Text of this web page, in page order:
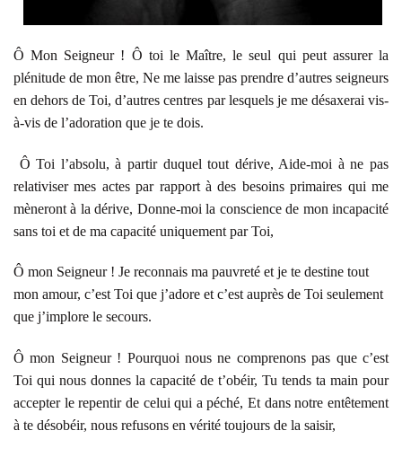
Ô Mon Seigneur ! Ô toi le Maître, le seul qui peut assurer la
plénitude de mon être, Ne me laisse pas prendre d’autres seigneurs
en dehors de Toi, d’autres centres par lesquels je me désaxerai vis-
à-vis de l’adoration que je te dois.
Ô Toi l’absolu, à partir duquel tout dérive, Aide-moi à ne pas
relativiser mes actes par rapport à des besoins primaires qui me
mèneront à la dérive, Donne-moi la conscience de mon incapacité
sans toi et de ma capacité uniquement par Toi,
Ô mon Seigneur ! Je reconnais ma pauvreté et je te destine tout
mon amour, c’est Toi que j’adore et c’est auprès de Toi seulement
que j’implore le secours.
Ô mon Seigneur ! Pourquoi nous ne comprenons pas que c’est
Toi qui nous donnes la capacité de t’obéir, Tu tends ta main pour
accepter le repentir de celui qui a péché, Et dans notre entêtement
à te désobéir, nous refusons en vérité toujours de la saisir,